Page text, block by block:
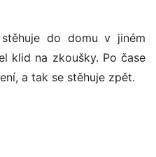
do domu v jiném
klid na zkoušky. Po čase
a tak se stěhuje zpět.